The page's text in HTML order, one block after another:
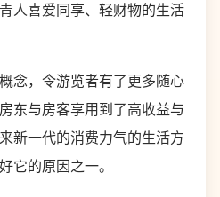
人喜爱同享、轻财物的生活
念，令游览者有了更多随心
东与房客享用到了高收益与
新一代的消费力气的生活方
它的原因之一。